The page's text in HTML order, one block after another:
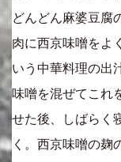
どんどん麻婆豆腐
肉に西京味噌をよ
いう中華料理の出
味噌を混ぜてこれ
せた後、しばらく
く。西京味噌の麹